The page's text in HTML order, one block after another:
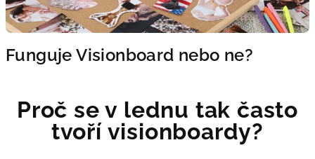
Funguje Visionboard nebo ne?
Proč se v lednu tak často
tvoří visionboardy?